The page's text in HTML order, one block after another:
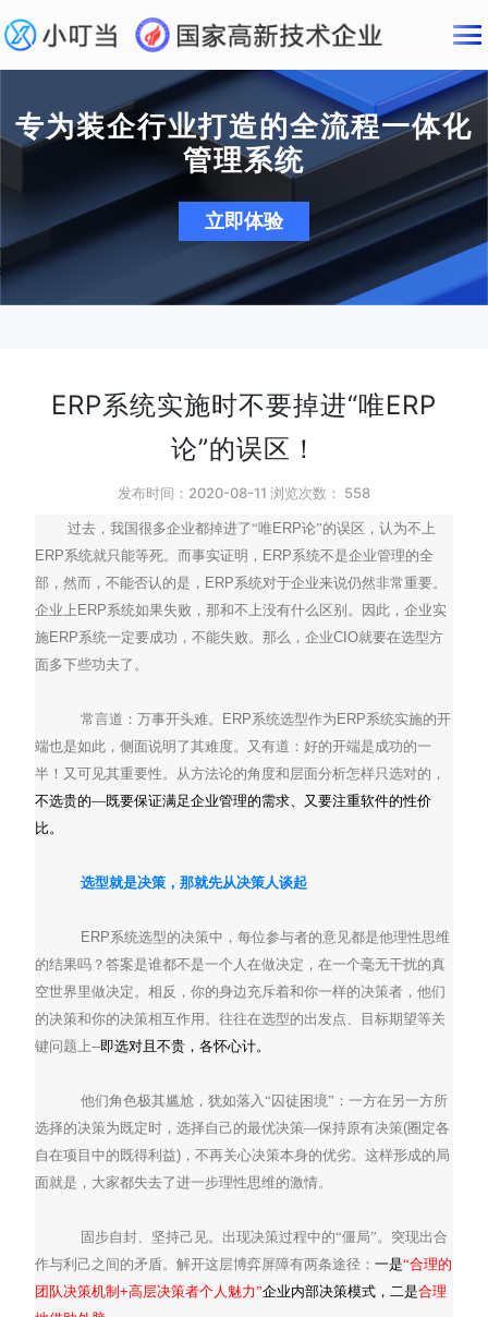
专为装企行业打造的全流程一体化
管理系统
立即体验
ERP系统实施时不要掉进“唯ERP
论”的误区！
发布时间：2020-08-11 浏览次数： 558
过去，我国很多企业都掉进了“唯ERP论”的误区，认为不上
ERP系统就只能等死。而事实证明， ERP系统不是企业管理的全
部，然而，不能否认的是， ERP系统对于企业来说仍然非常重要。
企业上 ERP系统如果失败，那和不上没有什么区别。因此，企业实
施ERP系统一定要成功，不能失败。那么，企业CIO就要在选型方
面多下些功夫了。
常言道：万事开头难。 ERP系统选型作为 ERP系统实施的开
端也是如此，侧面说明了其难度。又有道：好的开端是成功的一
半！又可见其重要性。从方法论的角度和层面分析怎样只选对的，
不选贵的—既要保证满足企业管理的需求、又要注重软件的性价
比。
选型就是决策，那就先从决策人谈起
ERP系统选型的决策中，每位参与者的意见都是他理性思维
的结果吗？答案是谁都不是一个人在做决定，在一个毫无干扰的真
空世界里做决定。相反，你的身边充斥着和你一样的决策者，他们
的决策和你的决策相互作用。往往在选型的出发点、目标期望等关
键问题上--即选对且不贵，各怀心计。
他们角色极其尴尬，犹如落入“囚徒困境”：一方在另一方所
选择的决策为既定时，选择自己的最优决策—保持原有决策(圈定各
自在项目中的既得利益) ，不再关心决策本身的优劣。这样形成的局
面就是，大家都失去了进一步理性思维的激情。
固步自封、坚持己见。出现决策过程中的“僵局”。突现出合
作与利己之间的矛盾。解开这层博弈屏障有两条途径： 一是“合理的
团队决策机制 +高层决策者个人魅力”企业内部决策模式， 二是合理